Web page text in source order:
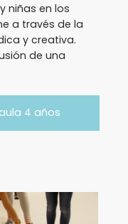
niñas en los
a través de la
y creativa.
de una
4 años